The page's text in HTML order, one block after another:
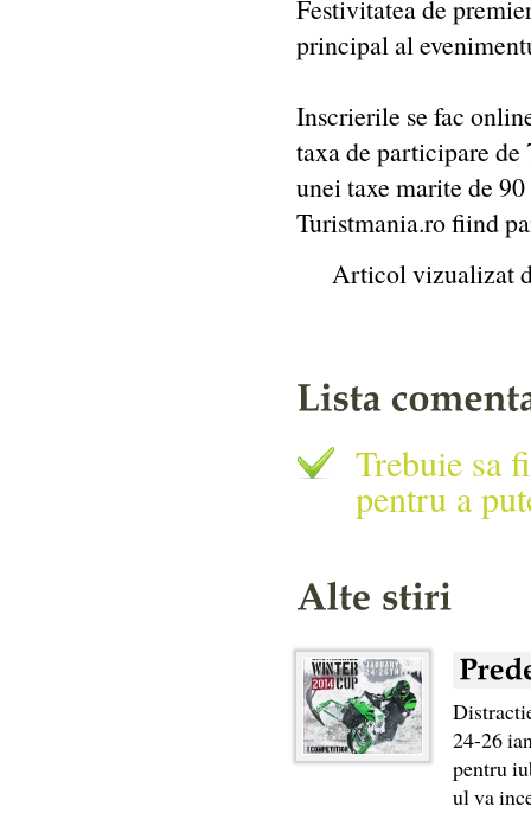
Festivitatea de
principal al
Inscrierile se fac
taxa de participare de
unei taxe marite de
Turistmania.ro fiind
Articol vizualizat
Trebuie sa
pentru a
24-26
pentru
ul va